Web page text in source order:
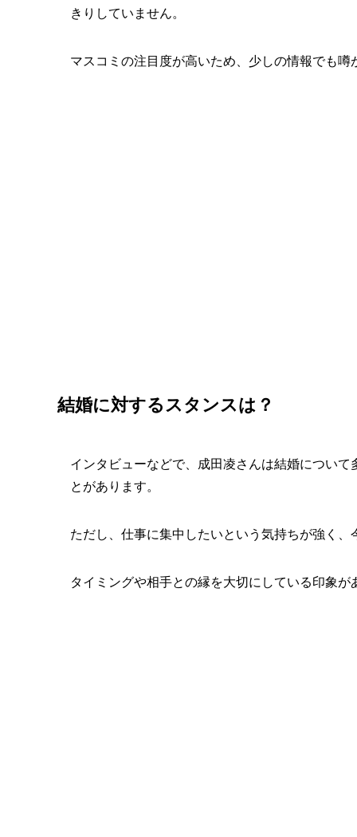
きりしていません。
マスコミの注目度が高いため、少しの情報でも
結婚に対するスタンスは？
インタビューなどで、成田凌さんは結婚につい
とがあります。
ただし、仕事に集中したいという気持ちが強く
タイミングや相手との縁を大切にしている印象が